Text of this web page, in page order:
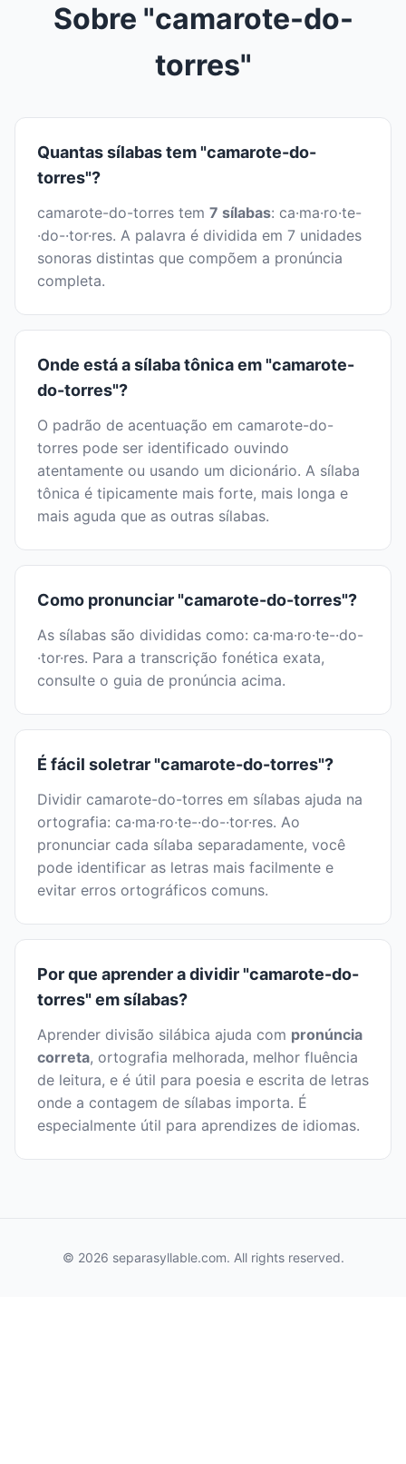
Sobre "camarote-do-
torres"
Quantas sílabas tem "camarote-do-
torres"?
camarote-do-torres tem 7 sílabas: ca·ma·ro·te-
·do-·tor·res. A palavra é dividida em 7 unidades
sonoras distintas que compõem a pronúncia
completa.
Onde está a sílaba tônica em "camarote-
do-torres"?
O padrão de acentuação em camarote-do-
torres pode ser identificado ouvindo
atentamente ou usando um dicionário. A sílaba
tônica é tipicamente mais forte, mais longa e
mais aguda que as outras sílabas.
Como pronunciar "camarote-do-torres"?
As sílabas são divididas como: ca·ma·ro·te-·do-
·tor·res. Para a transcrição fonética exata,
consulte o guia de pronúncia acima.
É fácil soletrar "camarote-do-torres"?
Dividir camarote-do-torres em sílabas ajuda na
ortografia: ca·ma·ro·te-·do-·tor·res. Ao
pronunciar cada sílaba separadamente, você
pode identificar as letras mais facilmente e
evitar erros ortográficos comuns.
Por que aprender a dividir "camarote-do-
torres" em sílabas?
Aprender divisão silábica ajuda com pronúncia
correta, ortografia melhorada, melhor fluência
de leitura, e é útil para poesia e escrita de letras
onde a contagem de sílabas importa. É
especialmente útil para aprendizes de idiomas.
© 2026 separasyllable.com. All rights reserved.